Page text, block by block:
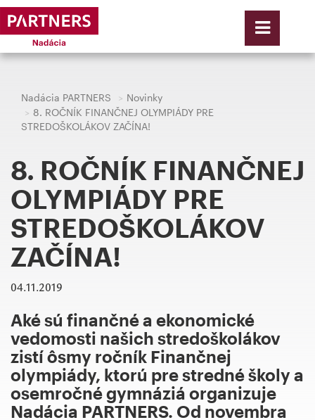
Nadácia PARTNERS
Novinky
8. ROČNÍK FINANČNEJ OLYMPIÁDY PRE
STREDOŠKOLÁKOV ZAČÍNA!
8. ROČNÍK FINANČNEJ
OLYMPIÁDY PRE
STREDOŠKOLÁKOV
ZAČÍNA!
04.11.2019
Aké sú finančné a ekonomické
vedomosti našich stredoškolákov
zistí ôsmy ročník Finančnej
olympiády, ktorú pre stredné školy a
osemročné gymnáziá organizuje
Nadácia PARTNERS. Od novembra